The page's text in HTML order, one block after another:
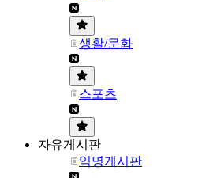
생활/문화
스포츠
자유게시판
익명게시판